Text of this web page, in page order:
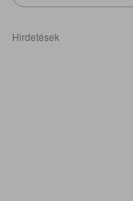
Hirdetések